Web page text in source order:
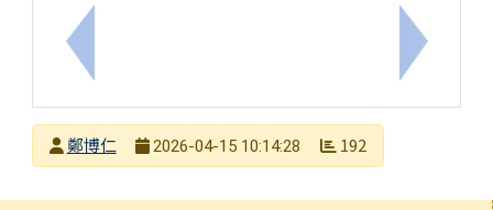
上一筆：臺南市新化自造教育及科技中心辦理114學
下一筆：
發布者鄭博仁
2026-04-15 10:14:28 192